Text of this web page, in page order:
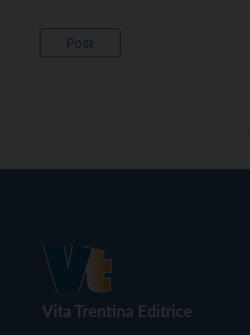
Vita Trentina Editrice